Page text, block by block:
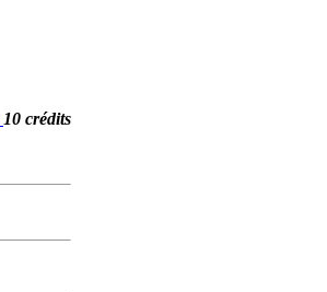
10 crédits